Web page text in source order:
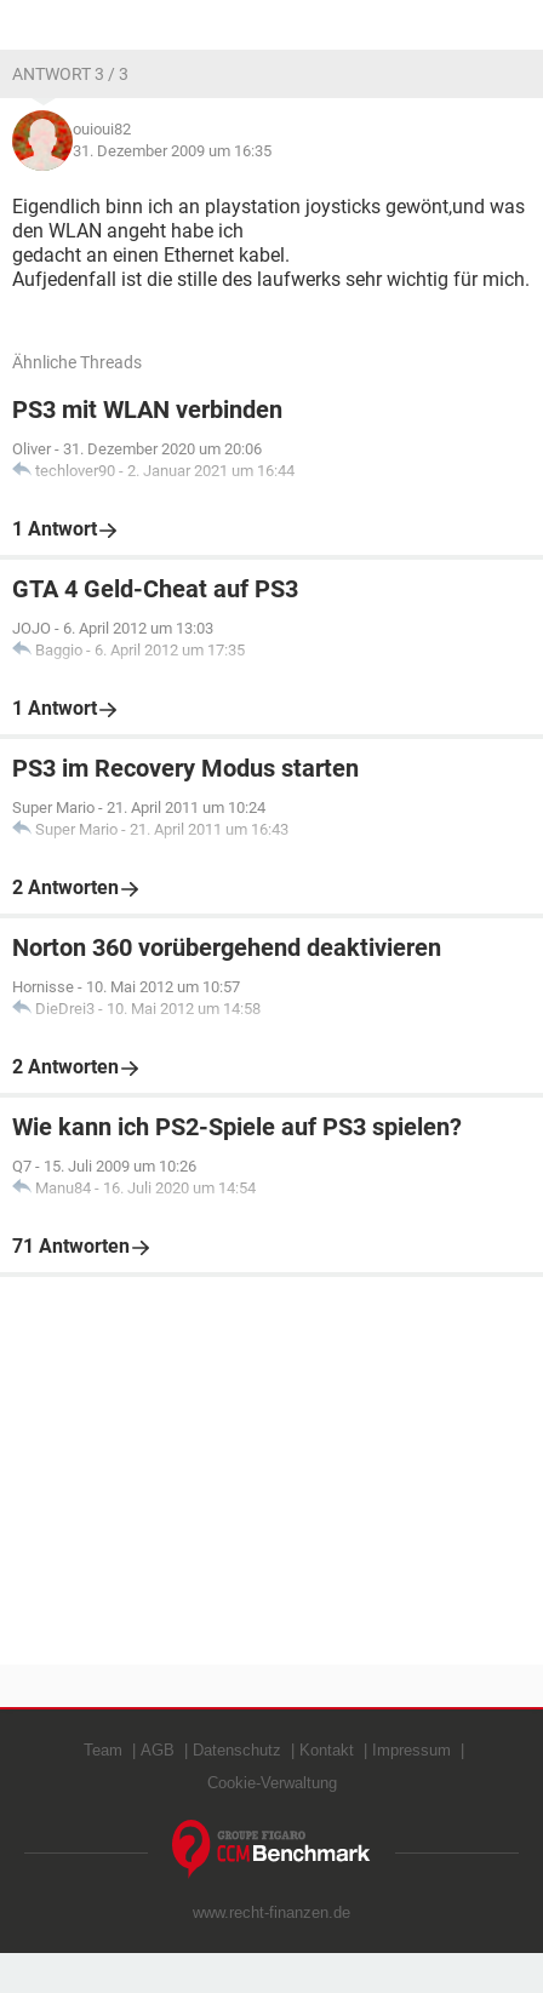
ANTWORT 3 / 3
ouioui82
31. Dezember 2009 um 16:35
Eigendlich binn ich an playstation joysticks gewönt,und was
den WLAN angeht habe ich
gedacht an einen Ethernet kabel.
Aufjedenfall ist die stille des laufwerks sehr wichtig für mich.
Ähnliche Threads
PS3 mit WLAN verbinden
Oliver - 31. Dezember 2020 um 20:06
techlover90 - 2. Januar 2021 um 16:44
1 Antwort
GTA 4 Geld-Cheat auf PS3
JOJO - 6. April 2012 um 13:03
Baggio - 6. April 2012 um 17:35
1 Antwort
PS3 im Recovery Modus starten
Super Mario - 21. April 2011 um 10:24
Super Mario - 21. April 2011 um 16:43
2 Antworten
Norton 360 vorübergehend deaktivieren
Hornisse - 10. Mai 2012 um 10:57
DieDrei3 - 10. Mai 2012 um 14:58
2 Antworten
Wie kann ich PS2-Spiele auf PS3 spielen?
Q7 - 15. Juli 2009 um 10:26
Manu84 - 16. Juli 2020 um 14:54
71 Antworten
Team AGB Datenschutz Kontakt
Impressum
Cookie-Verwaltung
www.recht-finanzen.de